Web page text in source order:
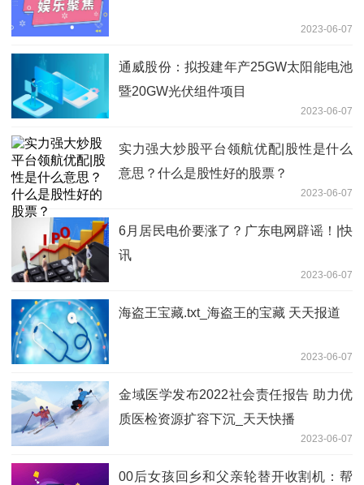
2023-06-07
通威股份：拟投建年产25GW太阳能电池
暨20GW光伏组件项目
2023-06-07
实力强大炒股平台领航优配|股性是什么
意思？什么是股性好的股票？
2023-06-07
6月居民电价要涨了？广东电网辟谣！|快
讯
2023-06-07
海盗王宝藏.txt_海盗王的宝藏 天天报道
2023-06-07
金域医学发布2022社会责任报告 助力优
质医检资源扩容下沉_天天快播
2023-06-07
00后女孩回乡和父亲轮替开收割机：帮